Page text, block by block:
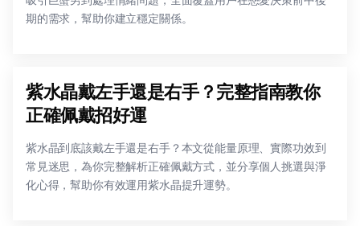
期的需求，幫助你建立穩定關係。
紫水晶戴左手還是右手？完整指南教你
正確佩戴招好運
紫水晶到底該戴左手還是右手？本文從能量原理、實際功效到
常見迷思，為你完整解析正確佩戴方式，並分享個人挑選與淨
化心得，幫助你有效運用紫水晶提升運勢。